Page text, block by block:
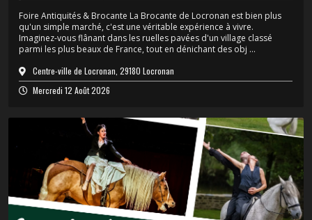
Foire Antiquités & Brocante La Brocante de Locronan est bien plus
qu'un simple marché, c'est une véritable expérience à vivre.
Imaginez-vous flânant dans les ruelles pavées d'un village classé
parmi les plus beaux de France, tout en dénichant des obj ...
Centre-ville de Locronan, 29180 Locronan
Mercredi 12 Août 2026